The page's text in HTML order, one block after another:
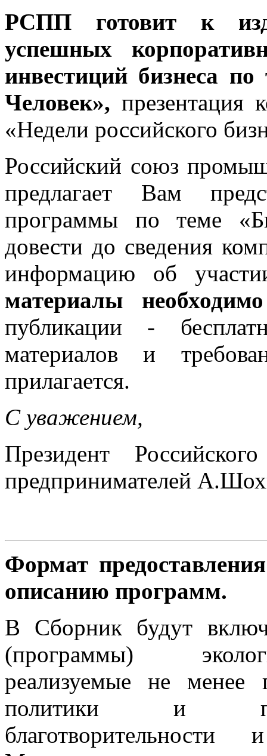
РСПП готовит к
успешных
инвестиций бизнеса
Человек», презентация
«Недели российского
Российский союз
предлагает Вам
программы по теме
довести до сведения
информацию об
материалы
необходимо
публикации -
материалов и
прилагается.
С уважением,
Президент
предпринимателей
Формат
описанию программ.
В Сборник будут
(программы)
реализуемые не менее
политики и